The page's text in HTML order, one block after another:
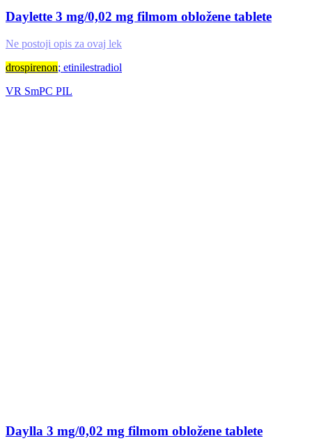
Daylette 3 mg/0,02 mg filmom obložene tablete
Ne postoji opis za ovaj lek
drospirenon; etinilestradiol
VR SmPC PIL
Daylla 3 mg/0,02 mg filmom obložene tablete